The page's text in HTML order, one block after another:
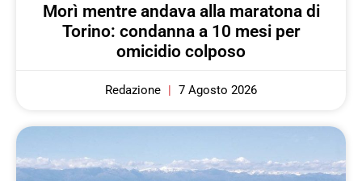
Morì mentre andava alla maratona di
Torino: condanna a 10 mesi per
omicidio colposo
Redazione 7 Agosto 2026